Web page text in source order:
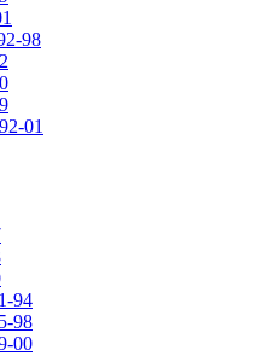
98
01
94
98
00